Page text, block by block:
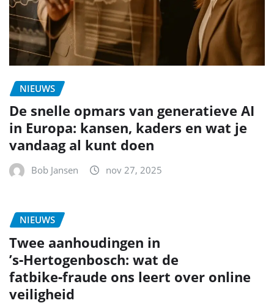
NIEUWS
De snelle opmars van generatieve AI
in Europa: kansen, kaders en wat je
vandaag al kunt doen
Bob Jansen nov 27, 2025
NIEUWS
Twee aanhoudingen in
’s‑Hertogenbosch: wat de
fatbike‑fraude ons leert over online
veiligheid